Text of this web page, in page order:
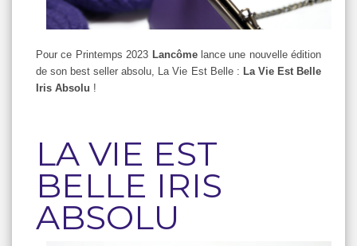
Pour ce Printemps 2023 Lancômelance une nouvelle édition
de son best seller absolu, La Vie Est Belle : La Vie Est Belle
Iris Absolu !
LA VIE EST
BELLE IRIS
ABSOLU